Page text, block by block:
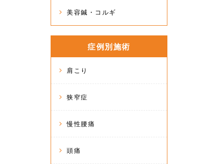
美容鍼・コルギ
症例別施術
肩こり
狭窄症
慢性腰痛
頭痛